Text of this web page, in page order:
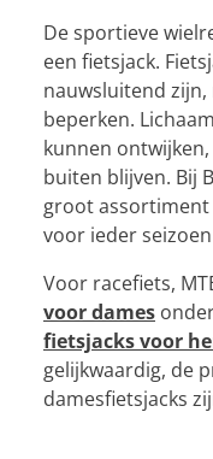
De sportieve
een fietsjack.
nauwsluitend
beperken.
kunnen
buiten blijven. Bij
groot assortiment
voor ieder
Voor racefiets,
voor dames
fietsjacks voor
gelijkwaardig, de
damesfietsjacks